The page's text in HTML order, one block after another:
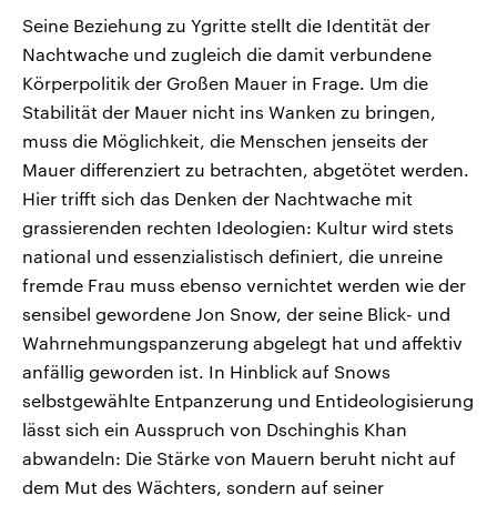
Seine Beziehung zu Ygritte stellt die Identität der
Nachtwache und zugleich die damit verbundene
Körperpolitik der Großen Mauer in Frage. Um die
Stabilität der Mauer nicht ins Wanken zu bringen,
muss die Möglichkeit, die Menschen jenseits der
Mauer differenziert zu betrachten, abgetötet werden.
Hier trifft sich das Denken der Nachtwache mit
grassierenden rechten Ideologien: Kultur wird stets
national und essenzialistisch definiert, die unreine
fremde Frau muss ebenso vernichtet werden wie der
sensibel gewordene Jon Snow, der seine Blick- und
Wahrnehmungspanzerung abgelegt hat und affektiv
anfällig geworden ist. In Hinblick auf Snows
selbstgewählte Entpanzerung und Entideologisierung
lässt sich ein Ausspruch von Dschinghis Khan
abwandeln: Die Stärke von Mauern beruht nicht auf
dem Mut des Wächters, sondern auf seiner